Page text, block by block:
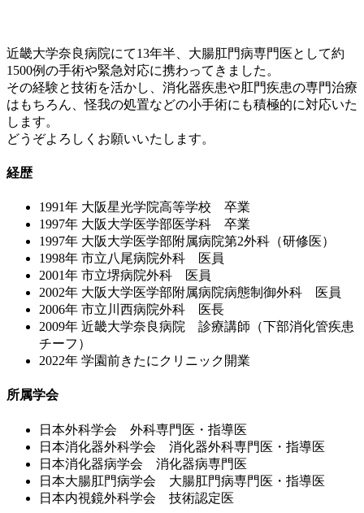
近畿大学奈良病院にて13年半、大腸肛門病専門医として約
1500例の手術や緊急対応に携わってきました。
その経験と技術を活かし、消化器疾患や肛門疾患の専門治療
はもちろん、怪我の処置などの小手術にも積極的に対応いた
します。
どうぞよろしくお願いいたします。
経歴
1991年 大阪星光学院高等学校 卒業
1997年 大阪大学医学部医学科 卒業
1997年 大阪大学医学部附属病院第2外科（研修医）
1998年 市立八尾病院外科 医員
2001年 市立堺病院外科 医員
2002年 大阪大学医学部附属病院病態制御外科 医員
2006年 市立川西病院外科 医長
2009年 近畿大学奈良病院 診療講師（下部消化管疾患
チーフ）
2022年 学園前きたにクリニック開業
所属学会
日本外科学会 外科専門医・指導医
日本消化器外科学会 消化器外科専門医・指導医
日本消化器病学会 消化器病専門医
日本大腸肛門病学会 大腸肛門病専門医・指導医
日本内視鏡外科学会 技術認定医